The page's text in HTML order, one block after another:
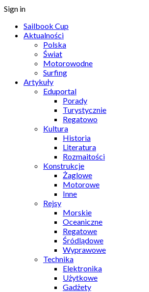
Sign in
Sailbook Cup
Aktualności
Polska
Świat
Motorowodne
Surfing
Artykuły
Eduportal
Porady
Turystycznie
Regatowo
Kultura
Historia
Literatura
Rozmaitości
Konstrukcje
Żaglowe
Motorowe
Inne
Rejsy
Morskie
Oceaniczne
Regatowe
Śródlądowe
Wyprawowe
Technika
Elektronika
Użytkowe
Gadżety